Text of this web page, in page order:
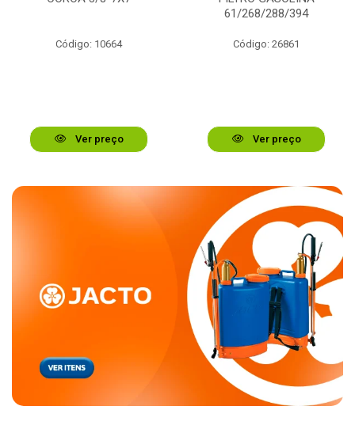
Código: 10664
Ver preço
61/268/288/394
Código: 26861
Ver preço